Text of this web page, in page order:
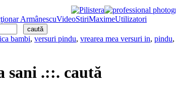
ArmânescuVideoStiriMaximeUtilizatori
bambi, versuri pindu, vrearea mea versuri in, pindu,
sani .::. caută